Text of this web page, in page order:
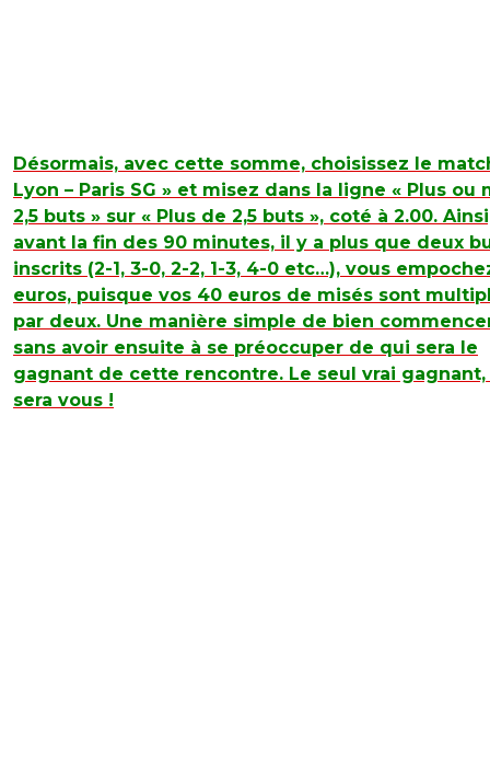
Désormais, avec cette somme, choisissez le
Lyon – Paris SG » et misez dans la ligne « Plus ou
2,5 buts » sur « Plus de 2,5 buts », coté à 2.00.
avant la fin des 90 minutes, il y a plus que deux
inscrits (2-1, 3-0, 2-2, 1-3, 4-0 etc…), vous
euros, puisque vos 40 euros de misés sont
par deux. Une manière simple de bien
sans avoir ensuite à se préoccuper de qui sera le
gagnant de cette rencontre. Le seul vrai gagnant,
sera vous !